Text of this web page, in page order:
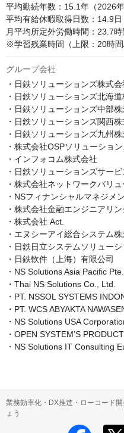
平均勤続年数：15.1年（2026年
平均有給休暇取得日数：14.9日
月平均所定外労働時間：23.7時
※学習残業時間（上限：20時
グループ会社
・日鉄ソリューションズ株式会
・日鉄ソリューションズ北海
・日鉄ソリューションズ中部
・日鉄ソリューションズ関西
・日鉄ソリューションズ九州
・株式会社OSPソリューショ
・インフォコム株式会社
・日鉄ソリューションズサー
・株式会社ネットワークバリ
・NSフィナンシャルマネジメ
・株式会社金融エンジニアリ
・株式会社 Act.
・エヌシーアイ総合システム
・日鉄日立システムソリュー
・日鉄軟件（上海）有限公司
・NS Solutions Asia Pacific
・Thai NS Solutions Co., Ltd.
・PT. NSSOL SYSTEMS
・PT. WCS ABYAKTA
・NS Solutions USA
・OPEN SYSTEM’S
・NS Solutions IT Consulting
業務効率化・DX推進・ローコード
ょう